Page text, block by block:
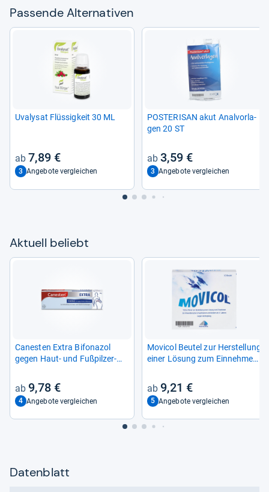
Pas­sende Alter­na­ti­ven
Uva­ly­sat Flüs­sig­keit 30 ML
7,89 €
3 Angebote vergleichen
POS­TE­RI­SAN akut Anal­vor­la­
gen 20 ST
3,59 €
3 Angebote vergleichen
Aktu­ell beliebt
Canes­ten Extra Bifona­zol
gegen Haut-​ und Fuß­pil­zer­
9,78 €
4 Angebote vergleichen
Movi­col Beu­tel zur Her­stel­lung
einer Lösung zum Ein­neh­men
9,21 €
5 Angebote vergleichen
Datenblatt